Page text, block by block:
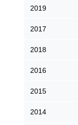
2019
2017
2018
2016
2015
2014